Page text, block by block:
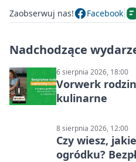
Zaobserwuj nas! Facebook
Nadchodzące
6 sierpnia 2026, 18:00
Vorwerk
kulinarne
8 sierpnia 2026, 12:00
Czy wiesz,
ogródku?